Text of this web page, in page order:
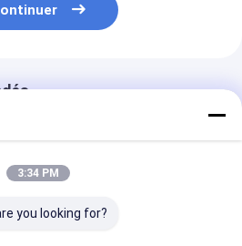
3:34 PM
you looking for?